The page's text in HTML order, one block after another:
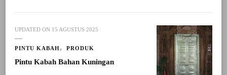
UPDATED ON 15 AGUSTUS 2025
PINTU KABAH PRODUK
Pintu Kabah Bahan Kuningan